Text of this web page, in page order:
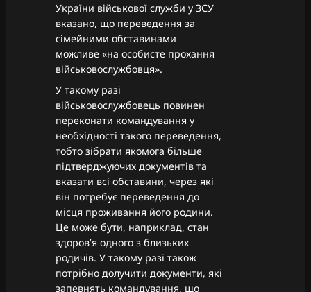
України військової служби у ЗСУ
вказано, що переведення за
сімейними обставинами
можливе «на особисте прохання
військовослужбовця».
У такому разі
військовослужбовець повинен
переконати командування у
необхідності такого переведення,
тобто зібрати якомога більше
підтверджуючих документів та
вказати всі обставини, через які
він потребує переведення до
місця проживання його родини.
Це може бути, наприклад, стан
здоровʼя одного з близьких
родичів. У такому разі також
потрібно долучити документи, які
запевнять командування, що